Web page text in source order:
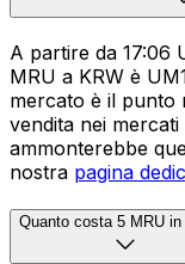
A partire da 17:06
MRU a KRW è
mercato è il punto
vendita nei
ammonterebbe
nostra pagina
Quanto costa 5 MRU in